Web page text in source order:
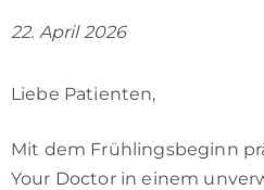
22. April 2026
Liebe Patienten,
Mit dem Frühlingsbeginn
Your Doctor in einem